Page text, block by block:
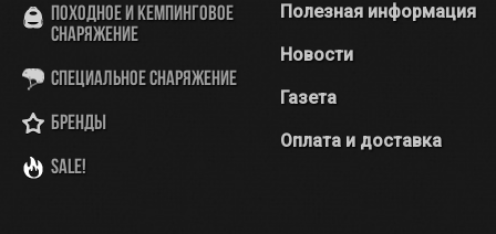
Походное и кемпинговое
снаряжение
Специальное снаряжение
Бренды
SALE!
Полезная информация
Новости
Газета
Оплата и доставка